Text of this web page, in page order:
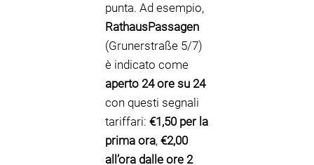
punta. Ad esempio,
RathausPassagen
(Grunerstraße 5/7)
è indicato come
aperto 24 ore su 24
con questi segnali
tariffari: €1,50 per la
prima ora, €2,00
all’ora dalle ore 2